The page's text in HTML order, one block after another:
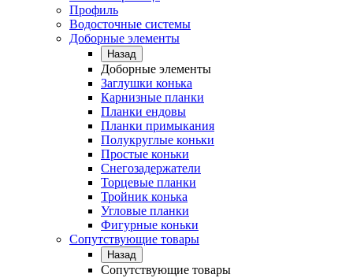
Профиль
Водосточные системы
Доборные элементы
Назад
Доборные элементы
Заглушки конька
Карнизные планки
Планки ендовы
Планки примыкания
Полукруглые коньки
Простые коньки
Снегозадержатели
Торцевые планки
Тройник конька
Угловые планки
Фигурные коньки
Сопутствующие товары
Назад
Сопутствующие товары